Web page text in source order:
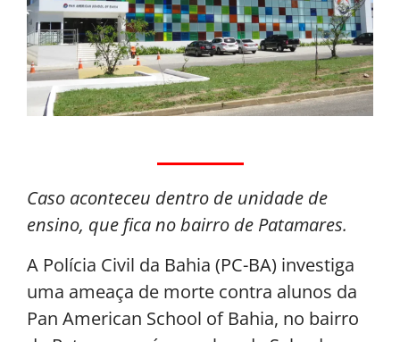
Caso aconteceu dentro de unidade de
ensino, que fica no bairro de Patamares.
A Polícia Civil da Bahia (PC-BA) investiga
uma ameaça de morte contra alunos da
Pan American School of Bahia, no bairro